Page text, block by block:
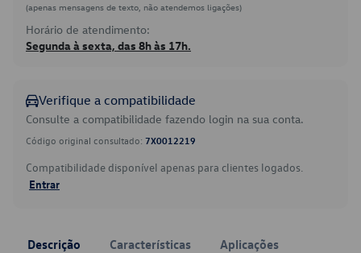
(apenas mensagens de texto, não atendemos ligações)
Horário de atendimento:
Segunda à sexta, das 8h às 17h.
Verifique a compatibilidade
Consulte a compatibilidade fazendo login na sua conta.
Código original consultado: 7X0012219
Compatibilidade disponível apenas para clientes logados.
Entrar
Descrição Características Aplicações